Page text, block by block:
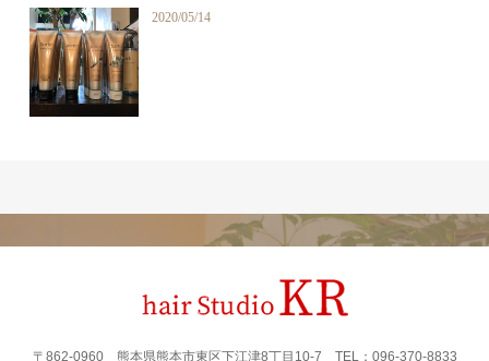
2020/05/14
〒862‐0960 熊本県熊本市東区下江津8丁目10-7 TEL：096-370-8833